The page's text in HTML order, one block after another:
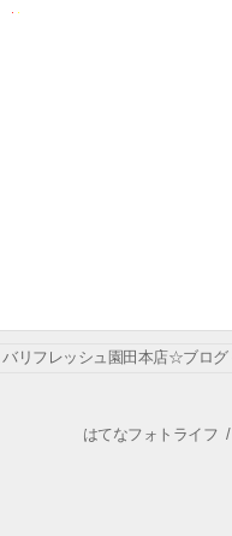
バリフレッシュ園田本店☆ブログ
はてなフォトライフ /